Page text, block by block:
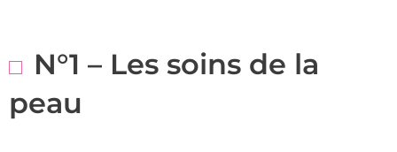
N°1 – Les soins de la
peau